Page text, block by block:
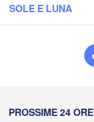
SOLE E LUNA
PROSSIME 24 ORE